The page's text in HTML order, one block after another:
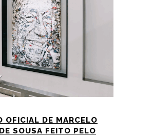
OFICIAL DE MARCELO
SOUSA FEITO PELO